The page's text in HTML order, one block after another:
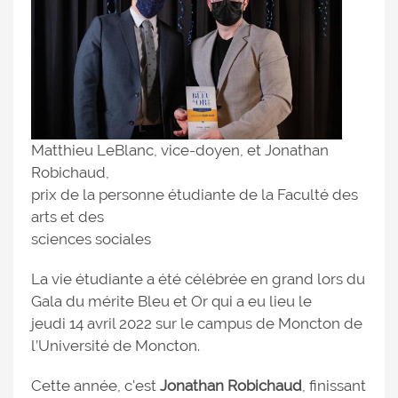
Matthieu LeBlanc, vice-doyen, et Jonathan
Robichaud,
prix de la personne étudiante de la Faculté des
arts et des
sciences sociales
La vie étudiante a été célébrée en grand lors du
Gala du mérite Bleu et Or qui a eu lieu le
jeudi 14 avril 2022 sur le campus de Moncton de
l’Université de Moncton.
Cette année, c'est Jonathan Robichaud, finissant